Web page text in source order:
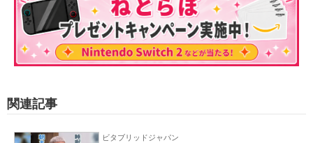
関連記事
ビタブリッドジャパン